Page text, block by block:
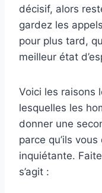
décisif, alors
gardez les
pour plus tard,
meilleur état
Voici les raisons
lesquelles les
donner une
parce qu’ils
inquiétante.
s’agit :